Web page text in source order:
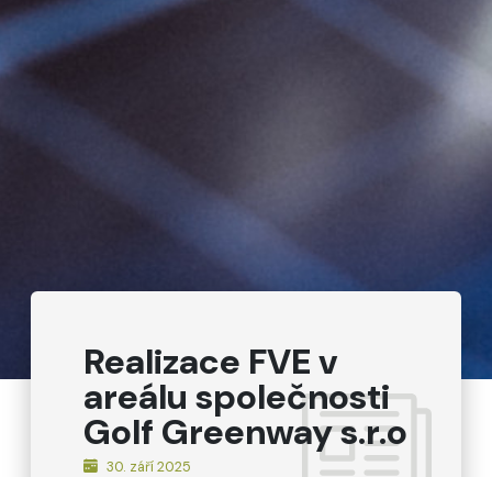
Realizace FVE v
areálu společnosti
Golf Greenway s.r.o
30. září 2025